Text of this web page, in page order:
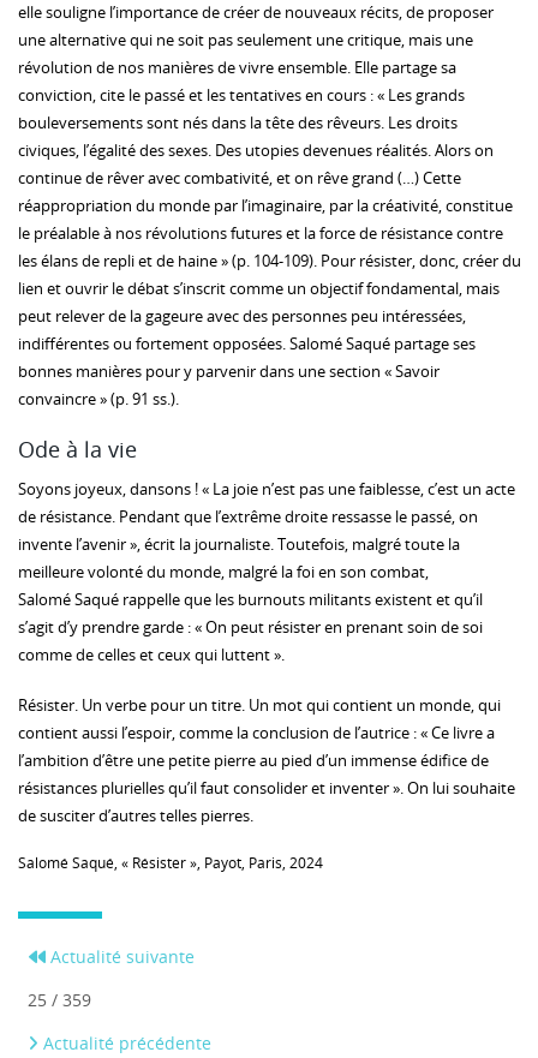
elle souligne l’importance de créer de nouveaux récits, de proposer
une alternative qui ne soit pas seulement une critique, mais une
révolution de nos manières de vivre ensemble. Elle partage sa
conviction, cite le passé et les tentatives en cours : « Les grands
bouleversements sont nés dans la tête des rêveurs. Les droits
civiques, l’égalité des sexes. Des utopies devenues réalités. Alors on
continue de rêver avec combativité, et on rêve grand (…) Cette
réappropriation du monde par l’imaginaire, par la créativité, constitue
le préalable à nos révolutions futures et la force de résistance contre
les élans de repli et de haine » (p. 104-109). Pour résister, donc, créer du
lien et ouvrir le débat s’inscrit comme un objectif fondamental, mais
peut relever de la gageure avec des personnes peu intéressées,
indifférentes ou fortement opposées. Salomé Saqué partage ses
bonnes manières pour y parvenir dans une section « Savoir
convaincre » (p. 91 ss.).
Ode à la vie
Soyons joyeux, dansons ! « La joie n’est pas une faiblesse, c’est un acte
de résistance. Pendant que l’extrême droite ressasse le passé, on
invente l’avenir », écrit la journaliste. Toutefois, malgré toute la
meilleure volonté du monde, malgré la foi en son combat,
Salomé Saqué rappelle que les burnouts militants existent et qu’il
s’agit d’y prendre garde : « On peut résister en prenant soin de soi
comme de celles et ceux qui luttent ».
Résister. Un verbe pour un titre. Un mot qui contient un monde, qui
contient aussi l’espoir, comme la conclusion de l’autrice : « Ce livre a
l’ambition d’être une petite pierre au pied d’un immense édifice de
résistances plurielles qu’il faut consolider et inventer ». On lui souhaite
de susciter d’autres telles pierres.
Salomé Saqué, « Résister », Payot, Paris, 2024
Actualité suivante
25 / 359
Actualité précédente